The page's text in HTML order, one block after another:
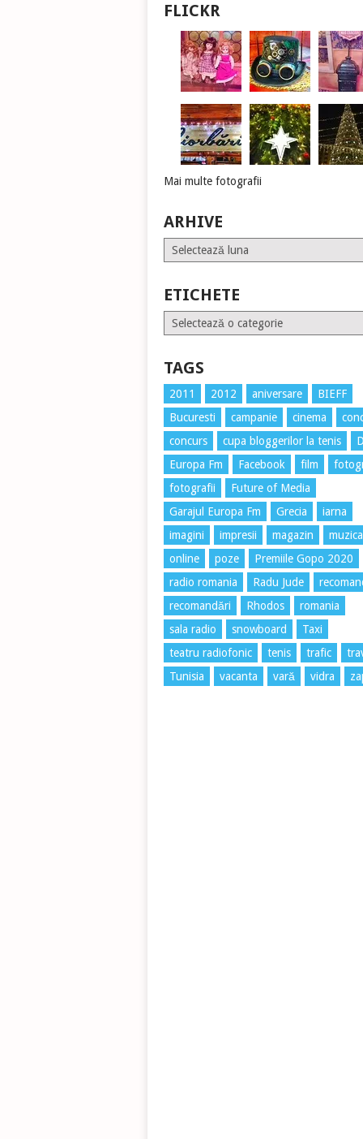
FLICKR
Mai multe fotografii
ARHIVE
Arhive
ETICHETE
Etichete
TAGS
2011 2012 aniversare
BIEFF
Bucuresti
campanie cinema
concurs
cupa bloggerilor la tenis
Europa Fm
Facebook film
fotografii
Future of Media
Garajul Europa Fm
Grecia
iarna
imagini
impresii magazin
muzica
online
poze
Premiile Gopo 2020
radio romania
Radu Jude
recomandări
Rhodos
romania
sala radio
snowboard
Taxi
teatru radiofonic
tenis trafic
Tunisia
vacanta vară vidra